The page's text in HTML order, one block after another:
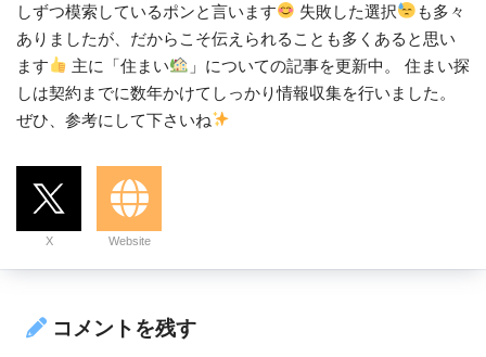
しずつ模索しているポンと言います
失敗した選択
も多々
ありましたが、だからこそ伝えられることも多くあると思い
ます
主に「住まい
」についての記事を更新中。 住まい探
しは契約までに数年かけてしっかり情報収集を行いました。
ぜひ、参考にして下さいね
X Website
コメントを残す